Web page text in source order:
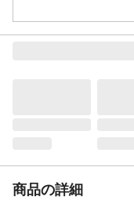
商品の詳細